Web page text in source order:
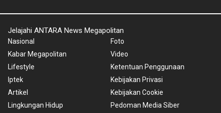
Jelajahi ANTARA News Megapolitan
Nasional
Kabar Megapolitan
Lifestyle
Iptek
Artikel
Lingkungan Hidup
Foto
Video
Ketentuan Penggunaan
Kebijakan Privasi
Kebijakan Cookie
Pedoman Media Siber